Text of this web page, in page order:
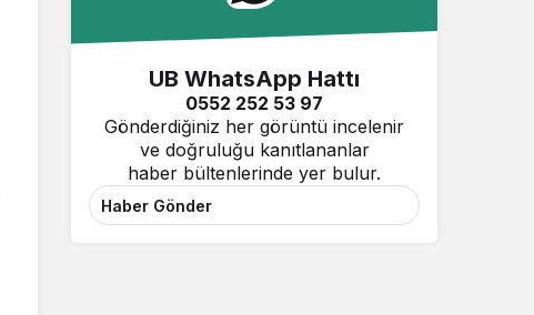
UB WhatsApp Hattı
0552 252 53 97
Gönderdiğiniz her görüntü incelenir
ve doğruluğu kanıtlananlar
haber bültenlerinde yer bulur.
Haber Gönder